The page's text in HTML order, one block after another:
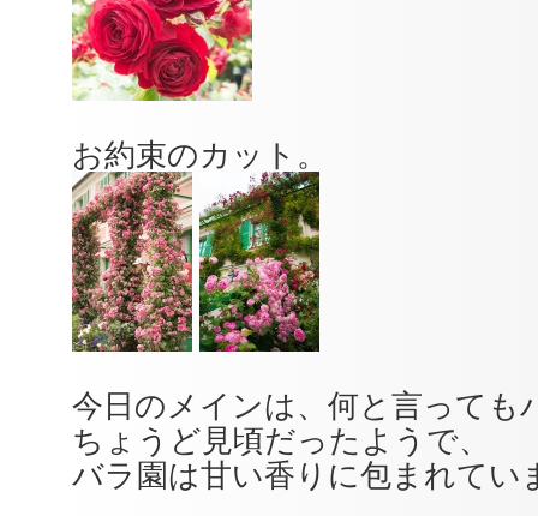
お約束のカット。
今日のメインは、何と言っても
ちょうど見頃だったようで、
バラ園は甘い香りに包まれてい